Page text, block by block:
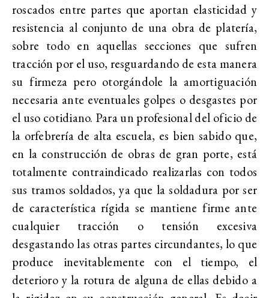
roscados entre partes que aportan elasticidad y
resistencia al conjunto de una obra de platería,
sobre todo en aquellas secciones que sufren
tracción por el uso, resguardando de esta manera
su firmeza pero otorgándole la amortiguación
necesaria ante eventuales golpes o desgastes por
el uso cotidiano. Para un profesional del oficio de
la orfebrería de alta escuela, es bien sabido que,
en la construcción de obras de gran porte, está
totalmente contraindicado realizarlas con todos
sus tramos soldados, ya que la soldadura por ser
de característica rígida se mantiene firme ante
cualquier tracción o tensión excesiva
desgastando las otras partes circundantes, lo que
produce inevitablemente con el tiempo, el
deterioro y la rotura de alguna de ellas debido a